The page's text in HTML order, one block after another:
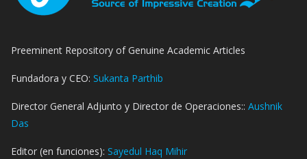
Preeminent Repository of Genuine Academic Articles
Fundadora y CEO: Sukanta Parthib
Director General Adjunto y Director de Operaciones:: Aushnik
Das
Editor (en funciones): Sayedul Haq Mihir